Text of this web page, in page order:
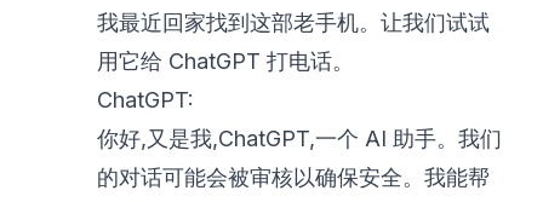
我最近回家找到这部老手机。让我们试试
用它给 ChatGPT 打电话。
ChatGPT:
你好,又是我,ChatGPT,一个 AI 助手。我们
的对话可能会被审核以确保安全。我能帮